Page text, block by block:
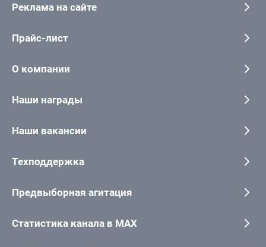
Реклама на сайте
Прайс-лист
О компании
Наши награды
Наши вакансии
Техподдержка
Предвыборная агитация
Статистика канала в MAX